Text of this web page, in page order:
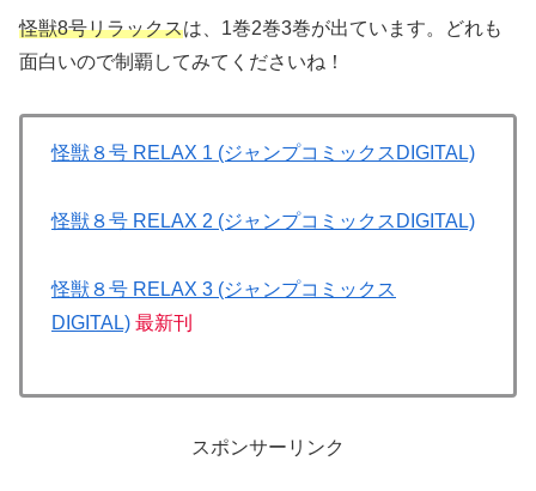
怪獣8号リラックスは、1巻2巻3巻が出ています。どれも
面白いので制覇してみてくださいね！
怪獣８号 RELAX 1 (ジャンプコミックスDIGITAL)
怪獣８号 RELAX 2 (ジャンプコミックスDIGITAL)
怪獣８号 RELAX 3 (ジャンプコミックス
DIGITAL) 最新刊
スポンサーリンク